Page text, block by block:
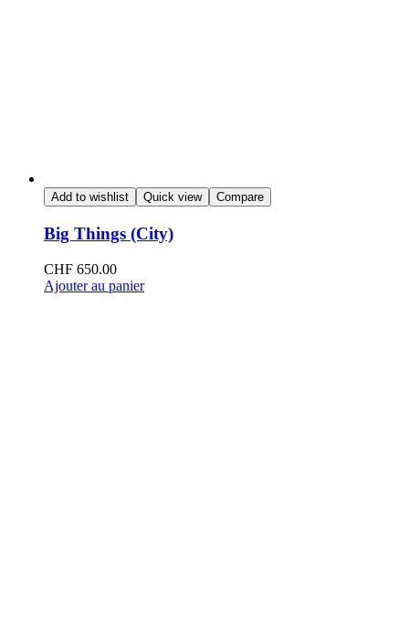
Add to wishlist Quick view Compare
Big Things (City)
CHF 650.00
Ajouter au panier